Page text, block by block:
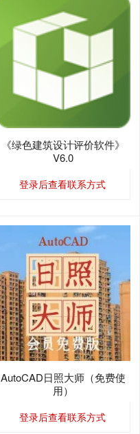
《绿色建筑设计评价软件》
V6.0
登录后查看联系方式
AutoCAD日照大师（免费使
用）
登录后查看联系方式